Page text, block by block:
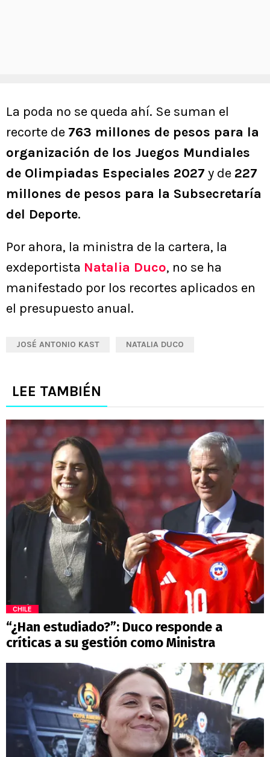
La poda no se queda ahí. Se suman el
recorte de 763 millones de pesos para la
organización de los Juegos Mundiales
de Olimpiadas Especiales 2027 y de 227
millones de pesos para la Subsecretaría
del Deporte.
Por ahora, la ministra de la cartera, la
exdeportista Natalia Duco, no se ha
manifestado por los recortes aplicados en
el presupuesto anual.
JOSÉ ANTONIO KAST NATALIA DUCO
LEE TAMBIÉN
CHILE
“¿Han estudiado?”: Duco responde a
críticas a su gestión como Ministra